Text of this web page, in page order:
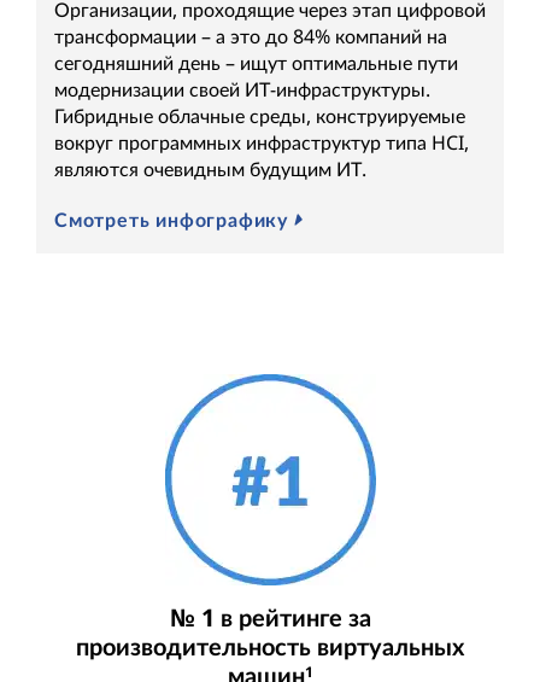
Организации, проходящие через этап цифровой
трансформации – а это до 84% компаний на
сегодняшний день – ищут оптимальные пути
модернизации своей ИТ-инфраструктуры.
Гибридные облачные среды, конструируемые
вокруг программных инфраструктур типа HCI,
являются очевидным будущим ИТ.
Смотреть инфографику
№ 1 в рейтинге за
производительность виртуальных
1